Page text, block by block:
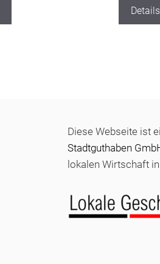
Details
Diese Webseite ist
Stadtguthaben
lokalen Wirtschaft